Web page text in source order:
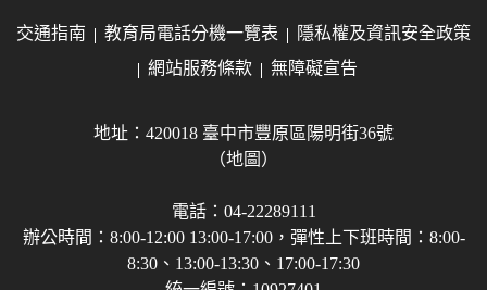
交通指南 教育局電話分機一覽表
隱私權及資訊安全政策
網站服務條款
無障礙宣告
地址：420018 臺中市豐原區陽明街36號
（地圖）
電話：04-22289111
辦公時間：8:00-12:00 13:00-17:00，彈性上下班時間：8:00-
8:30、13:00-13:30、17:00-17:30